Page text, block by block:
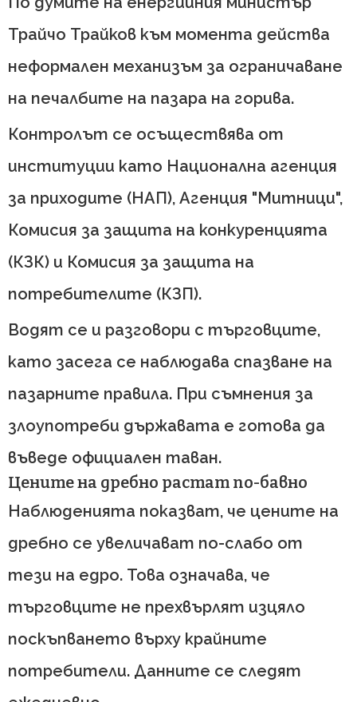
Трайчо Трайков към момента действа
неформален механизъм за ограничаване
на печалбите на пазара на горива.
Контролът се осъществява от
институции като Национална агенция
за приходите (НАП), Агенция "Митници",
Комисия за защита на конкуренцията
(КЗК) и Комисия за защита на
потребителите (КЗП).
Водят се и разговори с търговците,
като засега се наблюдава спазване на
пазарните правила. При съмнения за
злоупотреби държавата е готова да
въведе официален таван.
Цените на дребно растат по-бавно
Наблюденията показват, че цените на
дребно се увеличават по-слабо от
тези на едро. Това означава, че
търговците не прехвърлят изцяло
поскъпването върху крайните
потребители. Данните се следят